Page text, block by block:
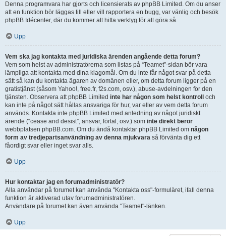
Denna programvara har gjorts och licensierats av phpBB Limited. Om du anser
att en funktion bör läggas till eller vill rapportera en bugg, var vänlig och besök
phpBB Idécenter, där du kommer att hitta verktyg för att göra så.
Upp
Vem ska jag kontakta med juridiska ärenden angående detta forum?
Vem som helst av administratörerna som listas på “Teamet”-sidan bör vara
lämpliga att kontakta med dina klagomål. Om du inte får något svar på detta
sätt så kan du kontakta ägaren av domänen eller, om detta forum ligger på en
gratistjänst (såsom Yahoo!, free.fr, f2s.com, osv.), abuse-avdelningen för den
tjänsten. Observera att phpBB Limited inte har någon som helst kontroll
och
kan inte på något sätt hållas ansvariga för hur, var eller av vem detta forum
används. Kontakta inte phpBB Limited med anledning av något juridiskt
ärende (“cease and desist”, ansvar, förtal, osv.) som inte direkt berör
webbplatsen phpBB.com. Om du ändå kontaktar phpBB Limited om någon
form av tredjepartsanvändning av denna mjukvara så förvänta dig ett
fåordigt svar eller inget svar alls.
Upp
Hur kontaktar jag en forumadministratör?
Alla användar på forumet kan använda "Kontakta oss"-formuläret, ifall denna
funktion är aktiverad utav forumadministratören.
Användare på forumet kan även använda "Teamet"-länken.
Upp